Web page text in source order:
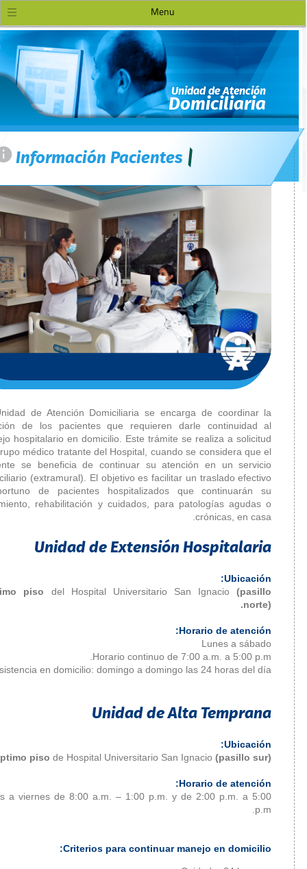
=
La Unidad de Atención
atención de los pacientes que
manejo hospitalario en domicilio.
del grupo médico tratante del
paciente se beneficia de
domiciliario (extramural). El
y oportuno de pacientes
tratamiento, rehabilitación y
Unidad de
Séptimo pisodel Hospital
Horario
Asistencia en domicilio:
Séptimo pisode Hospital
Lunes a viernes de 8:00 a.m. –
Criterios
Definición
Servicios
Equipo Humano
Servicios y
Especialidades
Especialidades Clínicas
Especialidades
Apoyo Diagnóstico y
Terapéutico
Servicios Asistenciales
Servicios
Complementarios
Unidad de Atención
Domiciliaria
Rehabilitación
Sala de Extracción
Madre Canguro
Trabajo Social
Etica Clínica